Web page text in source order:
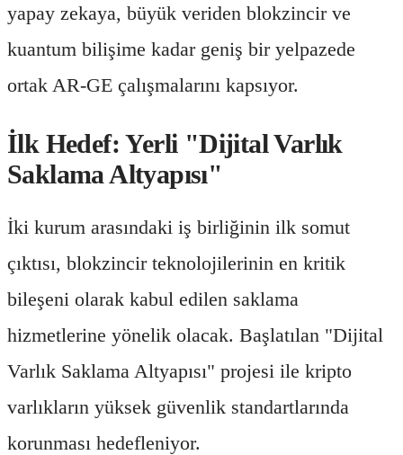
yapay zekaya, büyük veriden blokzincir ve
kuantum bilişime kadar geniş bir yelpazede
ortak AR-GE çalışmalarını kapsıyor.
İlk Hedef: Yerli "Dijital Varlık
Saklama Altyapısı"
İki kurum arasındaki iş birliğinin ilk somut
çıktısı, blokzincir teknolojilerinin en kritik
bileşeni olarak kabul edilen saklama
hizmetlerine yönelik olacak. Başlatılan "Dijital
Varlık Saklama Altyapısı" projesi ile kripto
varlıkların yüksek güvenlik standartlarında
korunması hedefleniyor.